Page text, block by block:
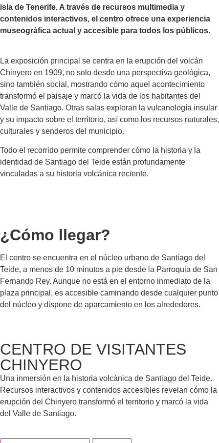
isla de Tenerife. A través de recursos multimedia y
contenidos interactivos, el centro ofrece una experiencia
museográfica actual y accesible para todos los públicos.
La exposición principal se centra en la erupción del volcán
Chinyero en 1909, no solo desde una perspectiva geológica,
sino también social, mostrando cómo aquel acontecimiento
transformó el paisaje y marcó la vida de los habitantes del
Valle de Santiago. Otras salas exploran la vulcanología insular
y su impacto sobre el territorio, así como los recursos naturales,
culturales y senderos del municipio.
Todo el recorrido permite comprender cómo la historia y la
identidad de Santiago del Teide están profundamente
vinculadas a su historia volcánica reciente.
¿Cómo llegar?
El centro se encuentra en el núcleo urbano de Santiago del
Teide, a menos de 10 minutos a pie desde la Parroquia de San
Fernando Rey. Aunque no está en el entorno inmediato de la
plaza principal, es accesible caminando desde cualquier punto
del núcleo y dispone de aparcamiento en los alrededores.
CENTRO DE VISITANTES
CHINYERO
Una inmersión en la historia volcánica de Santiago del Teide.
Recursos interactivos y contenidos accesibles revelan cómo la
erupción del Chinyero transformó el territorio y marcó la vida
del Valle de Santiago.
300 m